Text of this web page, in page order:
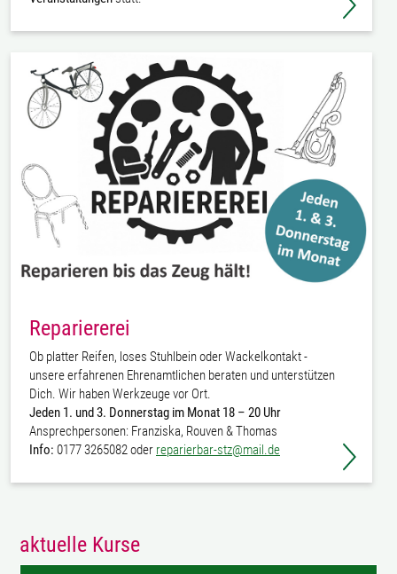
Repariererei
Ob platter Reifen, loses Stuhlbein oder Wackelkontakt -
unsere erfahrenen Ehrenamtlichen beraten und unterstützen
Dich. Wir haben Werkzeuge vor Ort.
Jeden 1. und 3. Donnerstag im Monat 18 – 20 Uhr
Ansprechpersonen: Franziska, Rouven & Thomas
Info: 0177 3265082 oder reparierbar-stz@mail.de
aktuelle Kurse